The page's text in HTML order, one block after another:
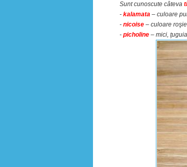
Sunt cunoscute câteva
- kalamata – culoare
- nicoise – culoare
- picholine – mici,